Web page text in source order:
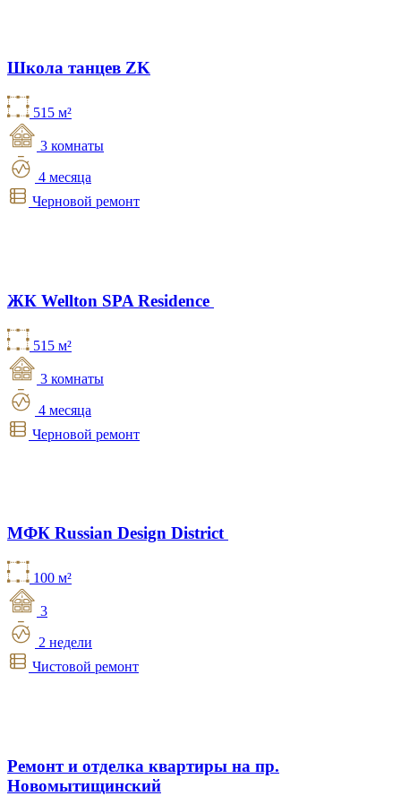
Школа танцев ZK
515 м²
3 комнаты
4 месяца
Черновой ремонт
ЖК Wellton SPA Residence
515 м²
3 комнаты
4 месяца
Черновой ремонт
МФК Russian Design District
100 м²
3
2 недели
Чистовой ремонт
Ремонт и отделка квартиры на пр.
Новомытищинский